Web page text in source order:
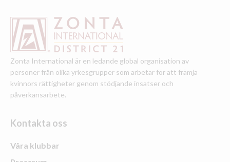
Zonta International är en ledande global organisation av
personer från olika yrkesgrupper som arbetar för att främja
kvinnors rättigheter genom stödjande insatser och
påverkansarbete.
Kontakta oss
Våra klubbar